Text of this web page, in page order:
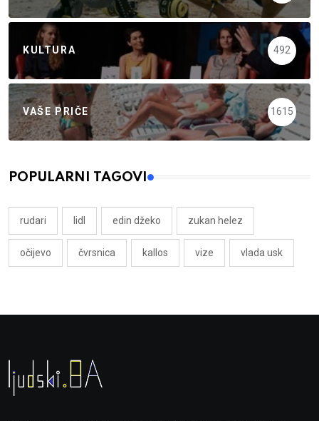
KULTURA 492
VAŠE PRIČE 1615
POPULARNI TAGOVI
rudari lidl edin džeko zukan helez
očijevo čvrsnica kallos vize vlada usk